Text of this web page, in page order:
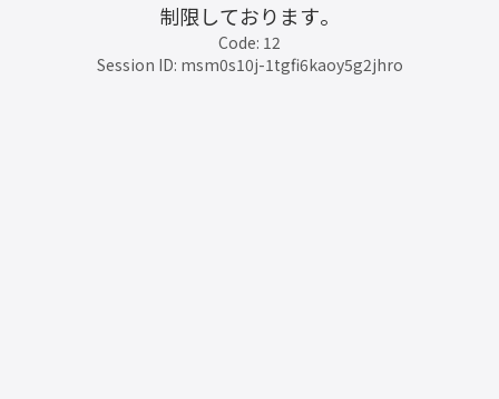
制限しております。
Code: 12
Session ID: msm0s10j-1tgfi6kaoy5g2jhro